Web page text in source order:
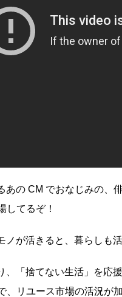
あの CM でおなじみの、
してるぞ！
ノが活きると、暮らしも
、「捨てない生活」を応
、リユース市場の活況が